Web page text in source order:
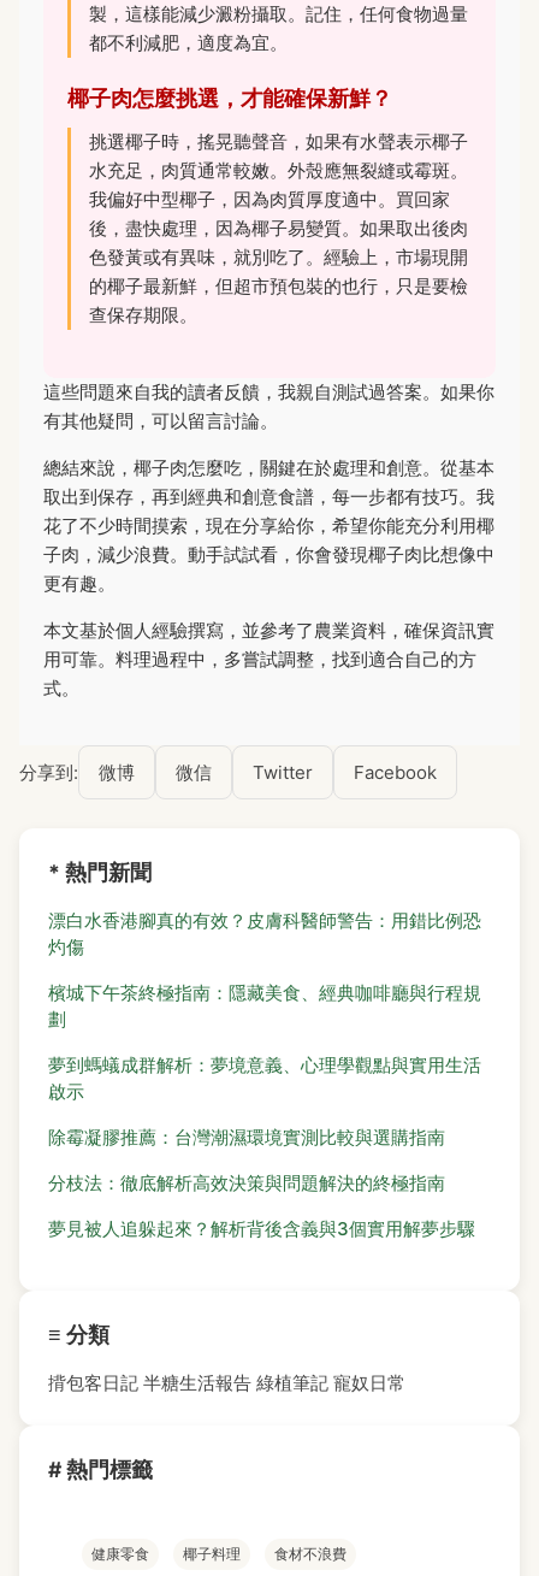
製，這樣能減少澱粉攝取。記住，任何食物過量
都不利減肥，適度為宜。
椰子肉怎麼挑選，才能確保新鮮？
挑選椰子時，搖晃聽聲音，如果有水聲表示椰子
水充足，肉質通常較嫩。外殼應無裂縫或霉斑。
我偏好中型椰子，因為肉質厚度適中。買回家
後，盡快處理，因為椰子易變質。如果取出後肉
色發黃或有異味，就別吃了。經驗上，市場現開
的椰子最新鮮，但超市預包裝的也行，只是要檢
查保存期限。
這些問題來自我的讀者反饋，我親自測試過答案。如果你
有其他疑問，可以留言討論。
總結來說，椰子肉怎麼吃，關鍵在於處理和創意。從基本
取出到保存，再到經典和創意食譜，每一步都有技巧。我
花了不少時間摸索，現在分享給你，希望你能充分利用椰
子肉，減少浪費。動手試試看，你會發現椰子肉比想像中
更有趣。
本文基於個人經驗撰寫，並參考了農業資料，確保資訊實
用可靠。料理過程中，多嘗試調整，找到適合自己的方
式。
分享到: 微博 微信 Twitter Facebook
* 熱門新聞
漂白水香港腳真的有效？皮膚科醫師警告：用錯比例恐
灼傷
檳城下午茶終極指南：隱藏美食、經典咖啡廳與行程規
劃
夢到螞蟻成群解析：夢境意義、心理學觀點與實用生活
啟示
除霉凝膠推薦：台灣潮濕環境實測比較與選購指南
分枝法：徹底解析高效決策與問題解決的終極指南
夢見被人追躲起來？解析背後含義與3個實用解夢步驟
≡ 分類
揹包客日記 半糖生活報告 綠植筆記 寵奴日常
# 熱門標籤
健康零食 椰子料理 食材不浪費